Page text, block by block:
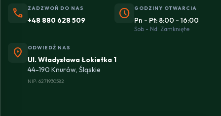
phone ZADZWOŃ DO NAS
+48 880 628 509 schedule GODZINY OTWARCIA
Pn - Pt: 8:00 - 16:00
Sob - Nd: Zamknięte
location_on ODWIEDŹ NAS
Ul. Władysława Łokietka 1
44-190 Knurów, Śląskie
NIP: 6271930582